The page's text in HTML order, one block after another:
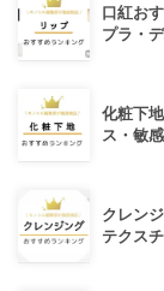
口紅お
プラ・
化粧下
ス・敏
クレン
テクス